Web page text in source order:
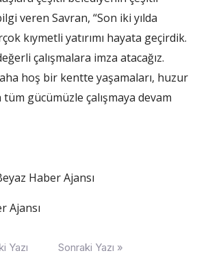
veren Savran, “Son iki yılda
kıymetli yatırımı hayata geçirdik.
çalışmalara imza atacağız.
hoş bir kentte yaşamaları, huzur
gücümüzle çalışmaya devam
Haber Ajansı
Ajansı
Yazı Sonraki Yazı »